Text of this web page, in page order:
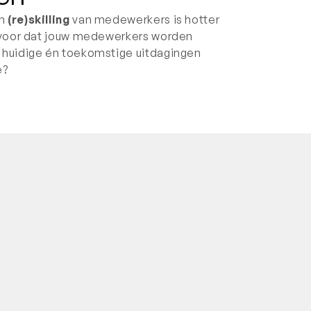
(re)skilling van medewerkers is hotter
dat jouw medewerkers worden
én toekomstige uitdagingen